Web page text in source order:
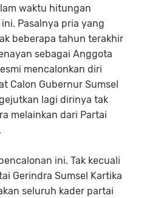
waktu hitungan
Pasalnya pria yang
beberapa tahun terakhir
sebagai Anggota
mencalonkan diri
Calon Gubernur Sumsel
lagi dirinya tak
melainkan dari Partai
ini. Tak kecuali
Gerindra Sumsel Kartika
seluruh kader partai